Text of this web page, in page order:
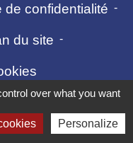
de confidentialité -
du site -
des Communes
over what you want
Personalize